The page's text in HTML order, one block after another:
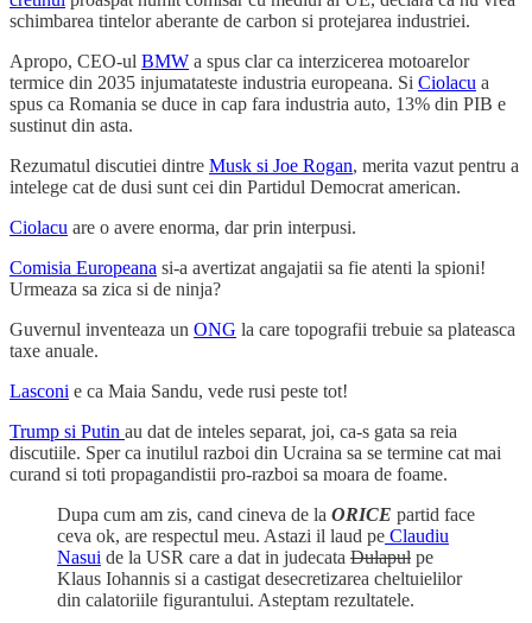
schimbarea tintelor aberante de carbon si protejarea industriei.
Apropo, CEO-ul BMW a spus clar ca interzicerea motoarelor
termice din 2035 injumatateste industria europeana. Si Ciolacu a
spus ca Romania se duce in cap fara industria auto, 13% din PIB e
sustinut din asta.
Rezumatul discutiei dintre Musk si Joe Rogan, merita vazut pentru a
intelege cat de dusi sunt cei din Partidul Democrat american.
Ciolacu are o avere enorma, dar prin interpusi.
Comisia Europeana si-a avertizat angajatii sa fie atenti la spioni!
Urmeaza sa zica si de ninja?
Guvernul inventeaza un ONG la care topografii trebuie sa plateasca
taxe anuale.
Lasconi e ca Maia Sandu, vede rusi peste tot!
Trump si Putin au dat de inteles separat, joi, ca-s gata sa reia
discutiile. Sper ca inutilul razboi din Ucraina sa se termine cat mai
curand si toti propagandistii pro-razboi sa moara de foame.
Dupa cum am zis, cand cineva de la ORICE partid face
ceva ok, are respectul meu. Astazi il laud pe Claudiu
Nasui de la USR care a dat in judecata Dulapul pe
Klaus Iohannis si a castigat desecretizarea cheltuielilor
din calatoriile figurantului. Asteptam rezultatele.